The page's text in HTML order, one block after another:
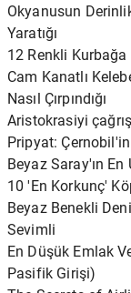
Okyanusun
Yaratığı
12 Renkli
Cam Kanatlı
Nasıl Çırpındığı
Aristokrasiyi
Pripyat:
Beyaz Saray'ın
10 'En Korkunç'
Beyaz Benekli
Sevimli
En Düşük Emlak
Pasifik Girişi)